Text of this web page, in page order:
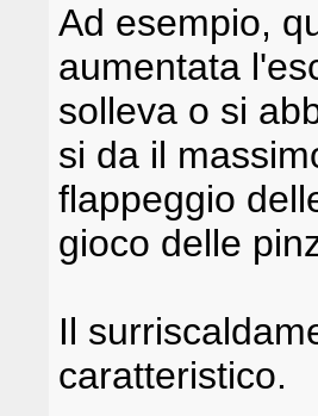
Ad esempio,
aumentata
solleva o si
si da il
flappeggio
gioco delle
Il
caratteristico.